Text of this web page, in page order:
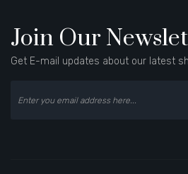
Join Our
Get E-mail updates about our latest